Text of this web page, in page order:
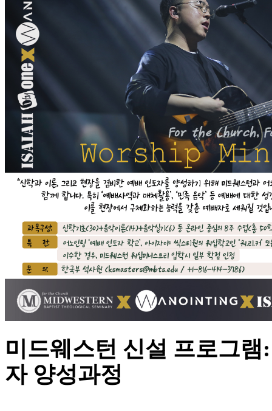
비
절
뉴
스
신
규
미드웨스턴 신설 프로그
자 양성과정